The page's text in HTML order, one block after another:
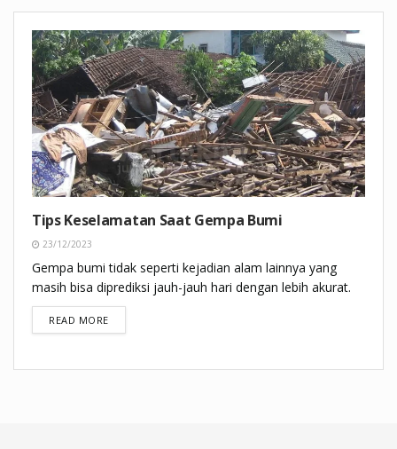
Tips Keselamatan Saat Gempa Bumi
23/12/2023
Gempa bumi tidak seperti kejadian alam lainnya yang
masih bisa diprediksi jauh-jauh hari dengan lebih akurat.
READ MOREDETAILS